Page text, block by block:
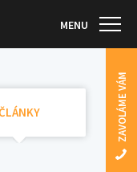
ZAVOLÁME VÁM
MENU